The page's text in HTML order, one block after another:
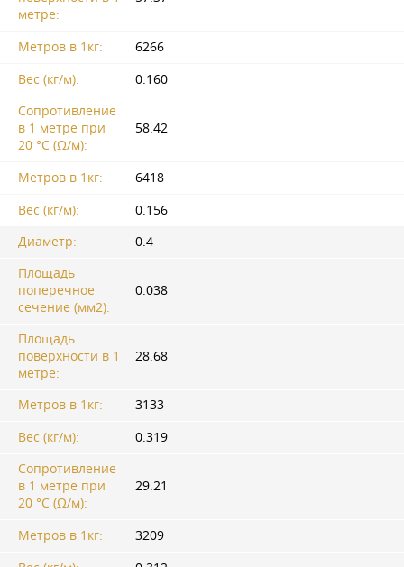
метре:
Метров в 1кг:
6266
Вес (кг/м):
0.160
Сопротивление
в 1 метре при
20 °C (Ω/м):
58.42
Метров в 1кг:
6418
Вес (кг/м):
0.156
Диаметр:
0.4
Площадь
поперечное
сечение (мм2):
0.038
Площадь
поверхности в 1
метре:
28.68
Метров в 1кг:
3133
Вес (кг/м):
0.319
Сопротивление
в 1 метре при
20 °C (Ω/м):
29.21
Метров в 1кг:
3209